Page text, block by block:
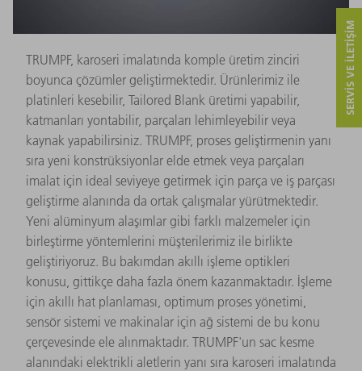
TRUMPF, karoseri imalatında komple üretim zinciri
boyunca çözümler geliştirmektedir. Ürünlerimiz ile
platinleri kesebilir, Tailored Blank üretimi yapabilir,
katmanları yontabilir, parçaları lehimleyebilir veya
kaynak yapabilirsiniz. TRUMPF, proses geliştirmenin yanı
sıra yeni konstrüksiyonlar elde etmek veya parçaları
imalat için ideal seviyeye getirmek için parça ve iş parçası
geliştirme alanında da ortak çalışmalar yürütmektedir.
Yeni alüminyum alaşımlar gibi farklı malzemeler için
birleştirme yöntemlerini müşterilerimiz ile birlikte
geliştiriyoruz. Bu bakımdan akıllı işleme optikleri
konusu, gittikçe daha fazla önem kazanmaktadır. İşleme
için akıllı hat planlaması, optimum proses yönetimi,
sensör sistemi ve makinalar için ağ sistemi de bu konu
çerçevesinde ele alınmaktadır. TRUMPF'un sac kesme
alanındaki elektrikli aletlerin yanı sıra karoseri imalatında
SERVIS VE ILETIŞIM